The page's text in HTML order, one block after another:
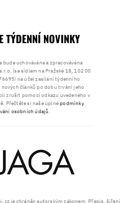
je chráněn autorským zákonem. Přepis, šíření
TÝDENNÍ NOVINKY
bude uchovávána a zpracovávána
(se sídlem na Pražské 18, 102 00
na účel zasílání týdenního
článků po dobu trvání jeho
zrušit pomocí odkazu uvedeného v
Přečtěte si naše úplnépodmínky
osobních údajů.